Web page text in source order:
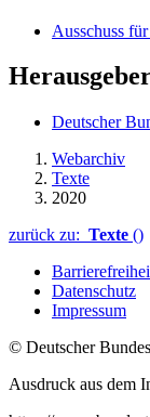
Ausschuss
Deutscher
Webarchiv
Texte
2020
zurück zu: Texte ()
Datenschutz
Impressum
© Deutscher
Ausdruck aus dem